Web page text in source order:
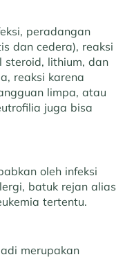
peradangan
dan cedera), reaksi
lithium, dan
reaksi karena
limpa, atau
juga bisa
oleh infeksi
batuk rejan alias
tertentu.
merupakan